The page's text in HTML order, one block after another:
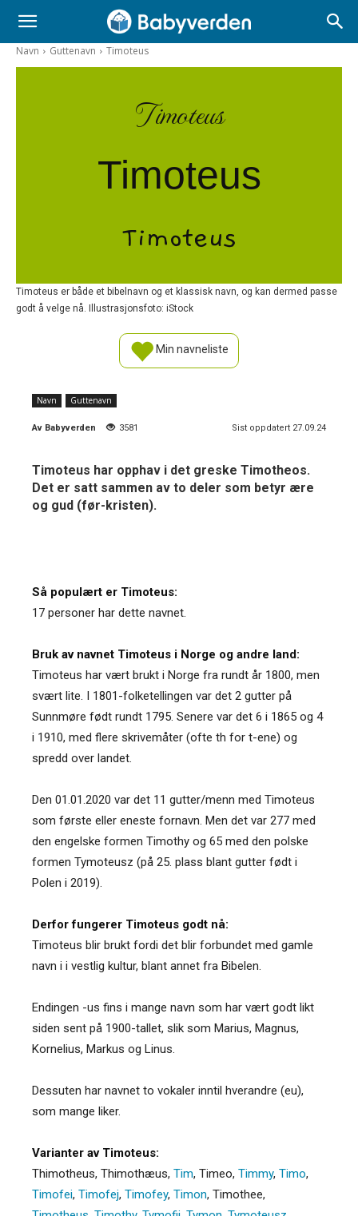
Navn Guttenavn Timoteus
Timoteus
Timoteus
Timoteus
Timoteus er både et bibelnavn og et klassisk navn, og kan dermed passe
godt å velge nå. Illustrasjonsfoto: iStock
Min navneliste
Navn Guttenavn
Av Babyverden 3581 Sist oppdatert 27.09.24
Timoteus har opphav i det greske Timotheos.
Det er satt sammen av to deler som betyr ære
og gud (før-kristen).
Så populært er Timoteus:
17 personer har dette navnet.
Bruk av navnet Timoteus i Norge og andre land:
Timoteus har vært brukt i Norge fra rundt år 1800, men
svært lite. I 1801-folketellingen var det 2 gutter på
Sunnmøre født rundt 1795. Senere var det 6 i 1865 og 4
i 1910, med flere skrivemåter (ofte th for t-ene) og
spredd over landet.
Den 01.01.2020 var det 11 gutter/menn med Timoteus
som første eller eneste fornavn. Men det var 277 med
den engelske formen Timothy og 65 med den polske
formen Tymoteusz (på 25. plass blant gutter født i
Polen i 2019).
Derfor fungerer Timoteus godt nå:
Timoteus blir brukt fordi det blir forbundet med gamle
navn i i vestlig kultur, blant annet fra Bibelen.
Endingen -us fins i mange navn som har vært godt likt
siden sent på 1900-tallet, slik som Marius, Magnus,
Kornelius, Markus og Linus.
Dessuten har navnet to vokaler inntil hverandre (eu),
som mange liker.
Varianter av Timoteus:
Thimotheus, Thimothæus, Tim, Timeo, Timmy, Timo,
Timofei, Timofej, Timofey, Timon, Timothee,